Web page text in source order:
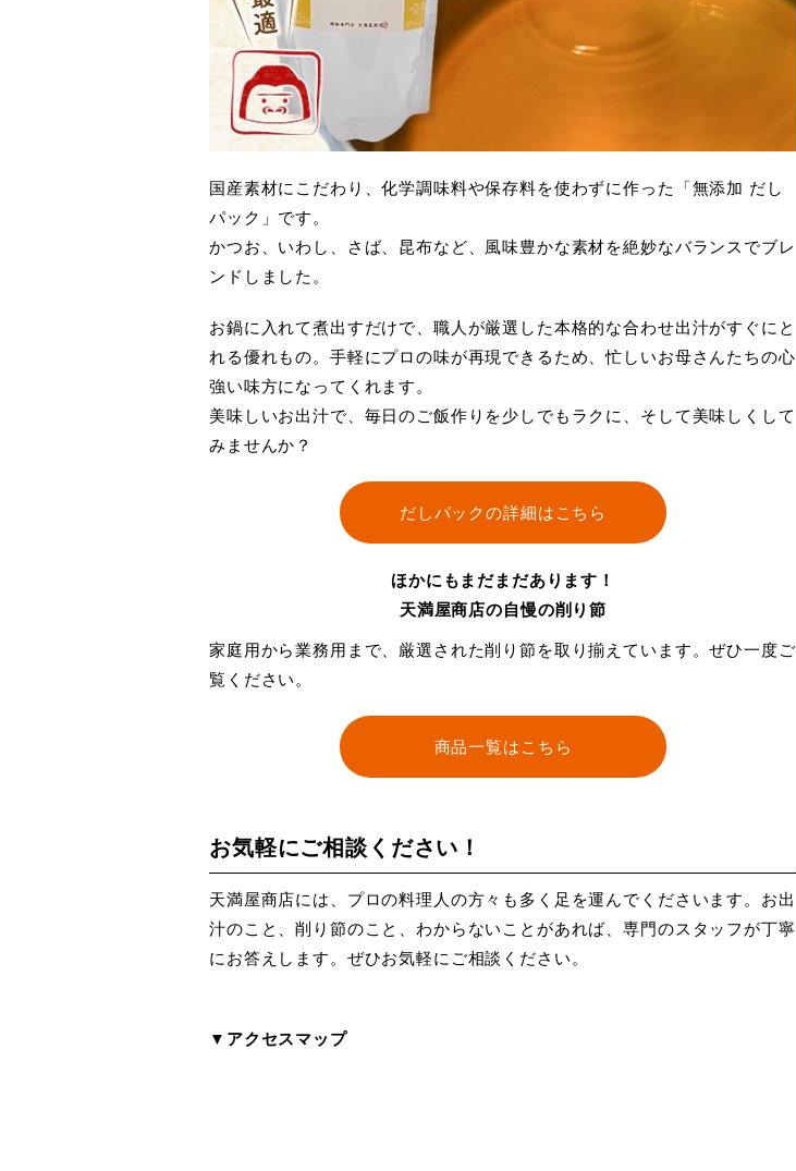
国産素材にこだわり、化学調味料や保存料を使わずに作った「無添加 だし
パック」です。
かつお、いわし、さば、昆布など、風味豊かな素材を絶妙なバランスでブレ
ンドしました。
お鍋に入れて煮出すだけで、職人が厳選した本格的な合わせ出汁がすぐにと
れる優れもの。手軽にプロの味が再現できるため、忙しいお母さんたちの心
強い味方になってくれます。
美味しいお出汁で、毎日のご飯作りを少しでもラクに、そして美味しくして
みませんか？
だしパックの詳細はこちら
ほかにもまだまだあります！
天満屋商店の自慢の削り節
家庭用から業務用まで、厳選された削り節を取り揃えています。ぜひ一度ご
覧ください。
商品一覧はこちら
お気軽にご相談ください！
天満屋商店には、プロの料理人の方々も多く足を運んでくださいます。お出
汁のこと、削り節のこと、わからないことがあれば、専門のスタッフが丁寧
にお答えします。ぜひお気軽にご相談ください。
▼アクセスマップ